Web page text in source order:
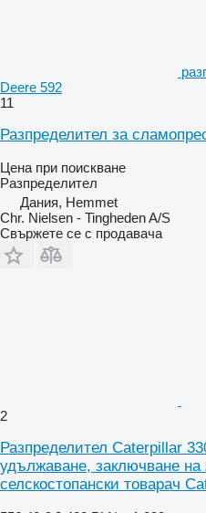
Deere 592
11
Разпределител за
Цена при поискване
Разпределител
Дания, Hemmet
Chr. Nielsen - Tingheden A/S
Свържете се с продавача
2
Разпределител Caterpillar
удължаване, заключване
селскостопански товарач